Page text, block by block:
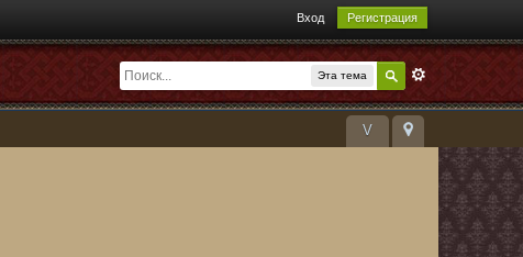
Вход Регистрация
Эта тема
V